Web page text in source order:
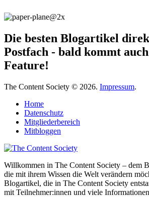
Die besten Blogartikel
Postfach - bald kommt auch
Feature!
The Content Society © 2026. Impressum.
Home
Datenschutz
Mitgliederbereich
Mitbloggen
Willkommen in The Content Society – dem
die mit ihrem Wissen die Welt verändern
Blogartikel, die in The Content Society
mit Teilnehmer:innen und viele